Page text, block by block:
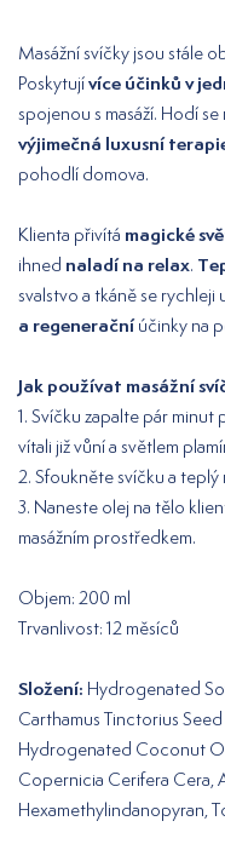
Masážní svíčky jsou stále
Poskytujívíce účinků v
spojenou s masáží. Hodí
výjimečná luxusní
pohodlí domova.
Klienta přivítá magické
ihned naladí na relax.
svalstvo a tkáně se rychleji
a regeneračníúčinky na
Jak používat masážní
1. Svíčku zapalte pár
vítali již vůní a světlem
2. Sfoukněte svíčku a
3. Naneste olej na tělo
masážním prostředkem.
Objem: 200 ml
Trvanlivost: 12 měsíců
Složení: Hydrogenated
Carthamus Tinctorius
Hydrogenated Coconut
Copernicia Cerifera Cera,
Hexamethylindanopyran,